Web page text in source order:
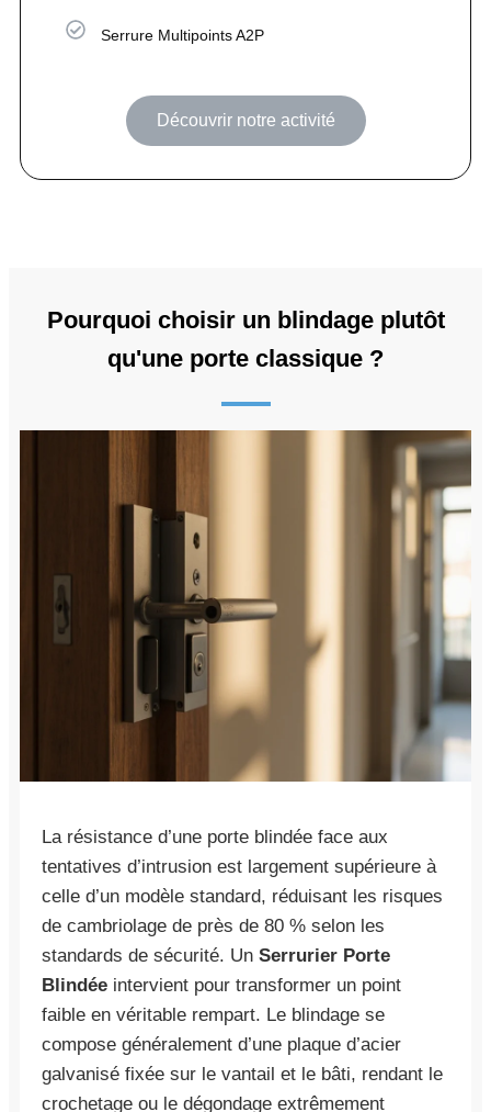
Serrure Multipoints A2P
Découvrir notre activité
Pourquoi choisir un blindage plutôt
qu'une porte classique ?
La résistance d’une porte blindée face aux
tentatives d’intrusion est largement supérieure à
celle d’un modèle standard, réduisant les risques
de cambriolage de près de 80 % selon les
standards de sécurité. Un Serrurier Porte
Blindée intervient pour transformer un point
faible en véritable rempart. Le blindage se
compose généralement d’une plaque d’acier
galvanisé fixée sur le vantail et le bâti, rendant le
crochetage ou le dégondage extrêmement